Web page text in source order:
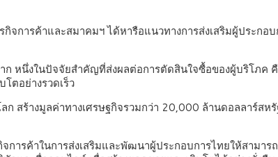
การค้าและสมาคมฯ ได้หารือแนวทางการส่งเสริมผู้ประกอ
หนึ่งในปัจจัยสำคัญที่ส่งผลต่อการตัดสินใจซื้อของผู้บริโภ
ตอย่างรวดเร็ว
สร้างมูลค่าทางเศรษฐกิจรวมกว่า 20,000 ล้านดอลลาร์ส
รค้าในการส่งเสริมและพัฒนาผู้ประกอบการไทยให้สามา